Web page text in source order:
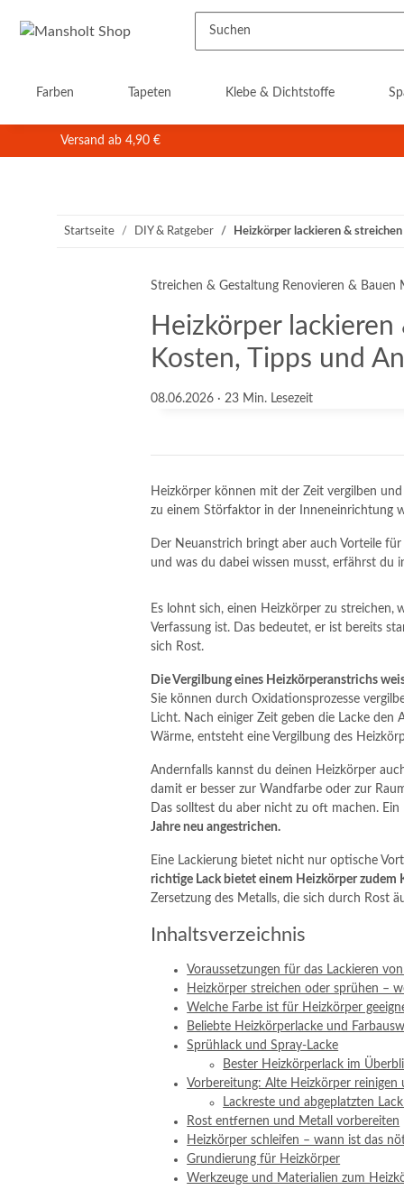
Farben Tapeten Klebe & Dichtstoffe
Versand ab 4,90 €
Startseite DIY & Ratgeber Heizkörper lackieren &
Streichen & Gestaltung Renovieren & Bauen
Heizkörper
Kosten, Tipps und
08.06.2026 · 23 Min. Lesezeit
Heizkörper können mit der Zeit vergilben
zu einem Störfaktor in der Inneneinrichtung
Der Neuanstrich bringt aber auch Vorteile
und was du dabei wissen musst, erfährst du
Es lohnt sich, einen Heizkörper zu streichen,
Verfassung ist. Das bedeutet, er ist bereits
sich Rost.
Die Vergilbung eines Heizkörperanstrichs
Sie können durch Oxidationsprozesse
Licht. Nach einiger Zeit geben die Lacke
Wärme, entsteht eine Vergilbung des
Andernfalls kannst du deinen Heizkörper
damit er besser zur Wandfarbe oder zur
Das solltest du aber nicht zu oft machen.
Jahre neu angestrichen.
Eine Lackierung bietet nicht nur optische
richtige Lack bietet einem Heizkörper zudem
Zersetzung des Metalls, die sich durch Rost
Inhaltsverzeichnis
Voraussetzungen für das Lackieren
Heizkörper streichen oder sprühen –
Welche Farbe ist für Heizkörper
Beliebte Heizkörperlacke und
Sprühlack und Spray-Lacke
Bester Heizkörperlack im
Vorbereitung: Alte Heizkörper reinigen
Lackreste und abgeplatzten
Rost entfernen und Metall vorbereiten
Heizkörper schleifen – wann ist das
Grundierung für Heizkörper
Werkzeuge und Materialien zum